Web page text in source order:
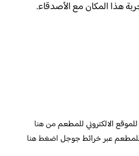
هذا المكان مع الأصدقاء.
الالكتروني للمطعممن هنا
عبر خرائط جوجلاضغط هنا